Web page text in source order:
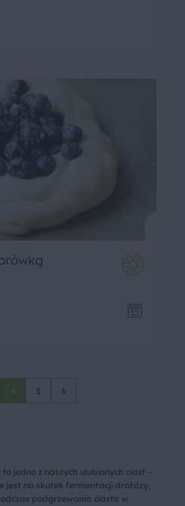
4 5 6
jedno z naszych ulubionych ciast –
jest na skutek fermentacji drożdzy,
podgrzewania ciasta w